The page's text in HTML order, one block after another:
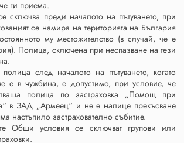
ги приема.
сключва преди началото на пътуването, при
се намира на територията на България
му местожителство (в случай, че е
Полица, сключена при неспазване на тези
след началото на пътуването, когато
е в чужбина, е допустимо, при условие, че
полица по застраховка „Помощ при
в ЗАД „Армеец“ и не е налице прекъсване
настъпило застрахователно събитие.
Общи условия се сключват групови или